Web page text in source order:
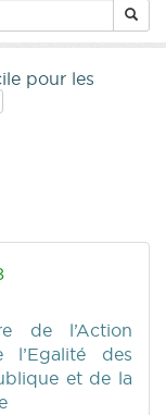
pour les
de l’Action
des
et de la